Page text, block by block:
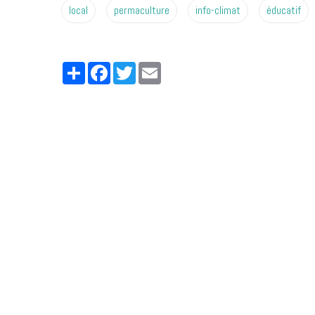
local permaculture info-climat éducatif
PartagerFacebookTwitter